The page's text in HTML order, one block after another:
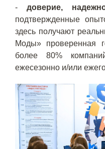
- доверие,
подтвержденные
здесь получают
Моды» проверенная
более 80%
ежесезонно и/или